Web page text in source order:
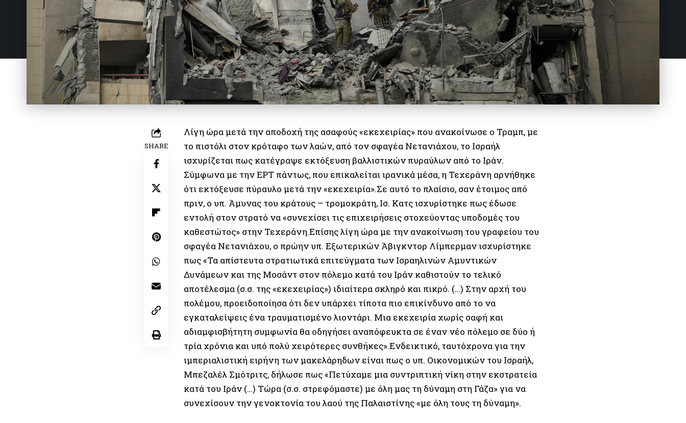
SHARE
Λίγη ώρα μετά την αποδοχή της ασαφούς «εκεχειρίας» που ανακοίνωσε ο Τραμπ, με
το πιστόλι στον κρόταφο των λαών, από τον σφαγέα Νετανιάχου, το Ισραήλ
ισχυρίζεται πως κατέγραψε εκτόξευση βαλλιστικών πυραύλων από το Ιράν.
Σύμφωνα με την ΕΡΤ πάντως, που επικαλείται ιρανικά μέσα, η Τεχεράνη αρνήθηκε
ότι εκτόξευσε πύραυλο μετά την «εκεχειρία».Σε αυτό το πλαίσιο, σαν έτοιμος από
πριν, ο υπ. Άμυνας του κράτους – τρομοκράτη, Ισ. Κατς ισχυρίστηκε πως έδωσε
εντολή στον στρατό να «συνεχίσει τις επιχειρήσεις στοχεύοντας υποδομές του
καθεστώτος» στην Τεχεράνη.Επίσης λίγη ώρα με την ανακοίνωση του γραφείου του
σφαγέα Νετανιάχου, ο πρώην υπ. Εξωτερικών Άβιγκντορ Λίμπερμαν ισχυρίστηκε
πως «Τα απίστευτα στρατιωτικά επιτεύγματα των Ισραηλινών Αμυντικών
Δυνάμεων και της Μοσάντ στον πόλεμο κατά του Ιράν καθιστούν το τελικό
αποτέλεσμα (σ.σ. της «εκεχειρίας») ιδιαίτερα σκληρό και πικρό. (…) Στην αρχή του
πολέμου, προειδοποίησα ότι δεν υπάρχει τίποτα πιο επικίνδυνο από το να
εγκαταλείψεις ένα τραυματισμένο λιοντάρι. Μια εκεχειρία χωρίς σαφή και
αδιαμφισβήτητη συμφωνία θα οδηγήσει αναπόφευκτα σε έναν νέο πόλεμο σε δύο ή
τρία χρόνια και υπό πολύ χειρότερες συνθήκες».Ενδεικτικό, ταυτόχρονα για την
ιμπεριαλιστική ειρήνη των μακελάρηδων είναι πως ο υπ. Οικονομικών του Ισραήλ,
Μπεζαλέλ Σμότριτς, δήλωσε πως «Πετύχαμε μια συντριπτική νίκη στην εκστρατεία
κατά του Ιράν (…) Τώρα (σ.σ. στρεφόμαστε) με όλη μας τη δύναμη στη Γάζα» για να
συνεχίσουν την γενοκτονία του λαού της Παλαιστίνης «με όλη τους τη δύναμη».